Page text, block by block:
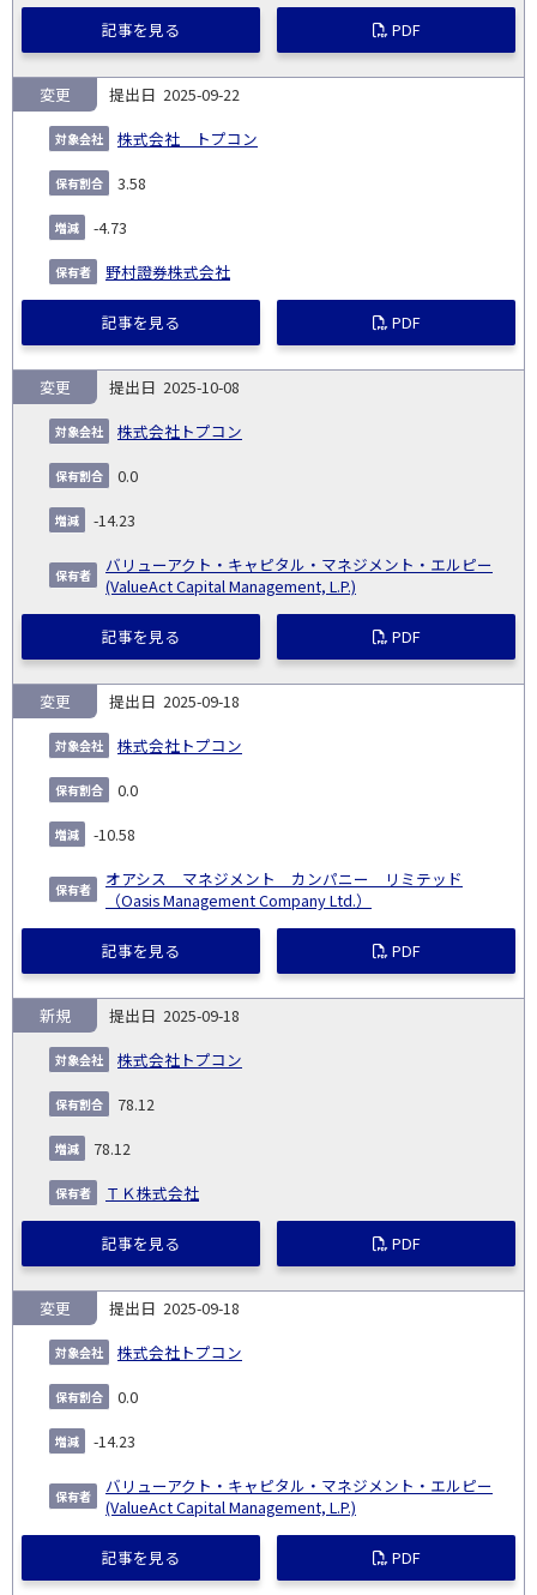
記事を見る PDF
2025-09-22
株式会社 トプコン
変更
3.58
-4.73
野村證券株式会社
記事を見る PDF
2025-10-08
株式会社トプコン
変更
0.0
-14.23
バリューアクト・キャピタル・マネジメント・エルピー
(ValueAct Capital Management, L.P.)
記事を見る PDF
2025-09-18
株式会社トプコン
変更
0.0
-10.58
オアシス マネジメント カンパニー リミテッド
（Oasis Management Company Ltd.）
記事を見る PDF
2025-09-18
株式会社トプコン
新規
78.12
78.12
ＴＫ株式会社
記事を見る PDF
2025-09-18
株式会社トプコン
変更
0.0
-14.23
バリューアクト・キャピタル・マネジメント・エルピー
(ValueAct Capital Management, L.P.)
記事を見る PDF